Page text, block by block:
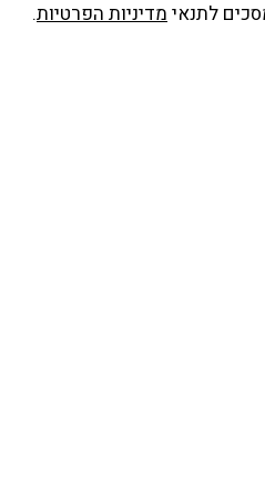
לתנאי מדיניות הפרטיות.